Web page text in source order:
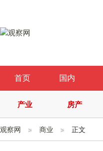
首页 国内
产业 房产
观察网 商业 正文